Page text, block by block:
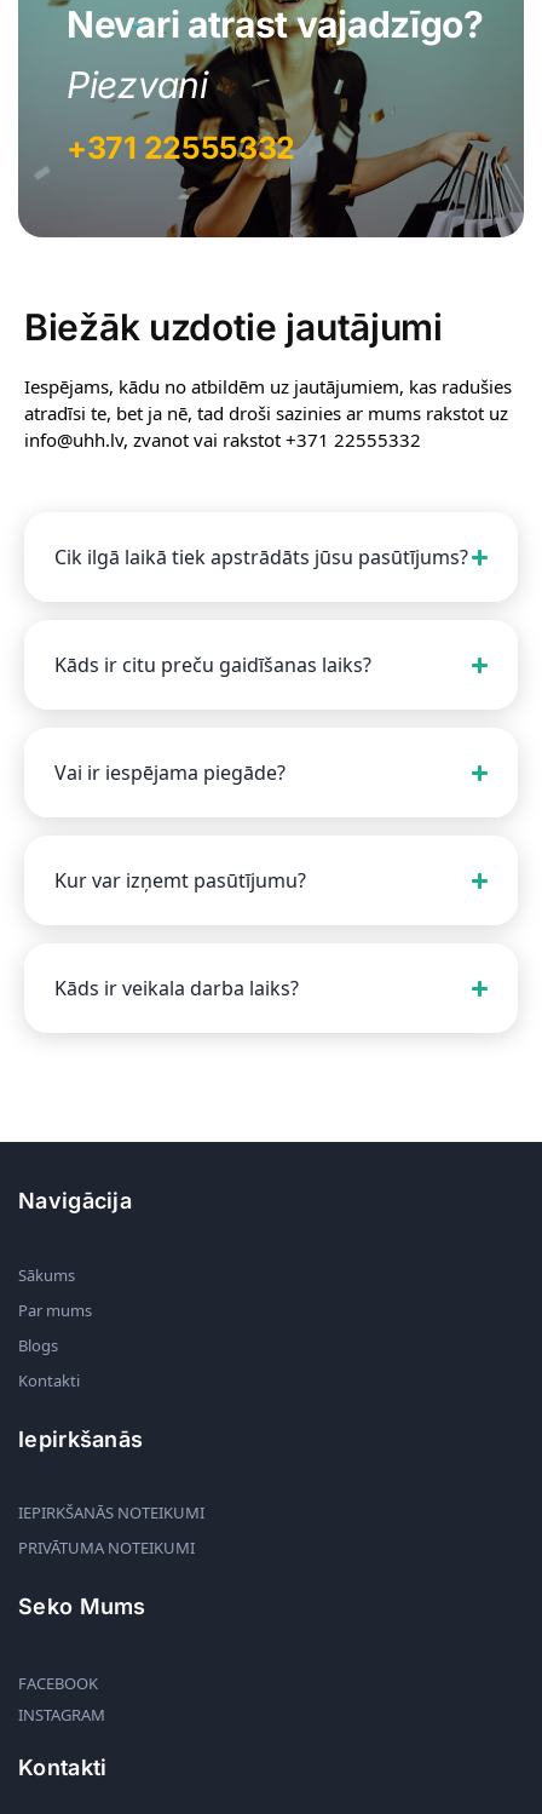
Nevari atrast vajadzīgo?
Piezvani
+371 22555332
Biežāk uzdotie jautājumi
Iespējams, kādu no atbildēm uz jautājumiem, kas radušies
atradīsi te, bet ja nē, tad droši sazinies ar mums rakstot uz
info@uhh.lv, zvanot vai rakstot +371 22555332
Cik ilgā laikā tiek apstrādāts jūsu pasūtījums?
Kāds ir citu preču gaidīšanas laiks?
Vai ir iespējama piegāde?
Kur var izņemt pasūtījumu?
Kāds ir veikala darba laiks?
Navigācija
Sākums
Par mums
Blogs
Kontakti
Iepirkšanās
IEPIRKŠANĀS NOTEIKUMI
PRIVĀTUMA NOTEIKUMI
Seko Mums
FACEBOOK
INSTAGRAM
Kontakti